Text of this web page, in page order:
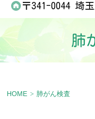
〒341-0044 埼
肺
HOME 肺がん検査